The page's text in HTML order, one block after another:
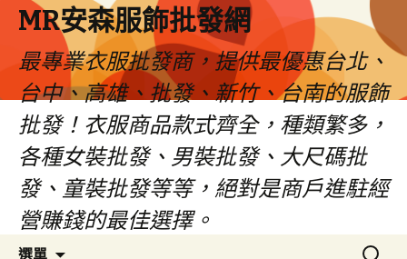
MR安森服飾批發網
最專業衣服批發商，提供最優惠台北、
台中、高雄、批發、新竹、台南的服飾
批發！衣服商品款式齊全，種類繁多，
各種女裝批發、男裝批發、大尺碼批
發、童裝批發等等，絕對是商戶進駐經
營賺錢的最佳選擇。
選單
搜